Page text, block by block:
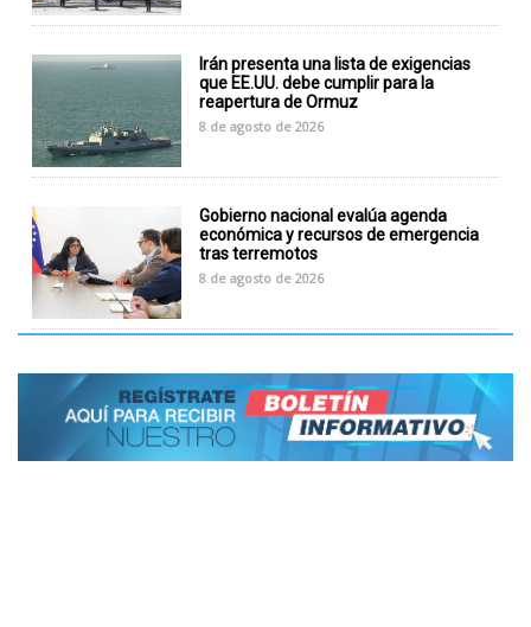
Irán presenta una lista de exigencias
que EE.UU. debe cumplir para la
reapertura de Ormuz
8 de agosto de 2026
Gobierno nacional evalúa agenda
económica y recursos de emergencia
tras terremotos
8 de agosto de 2026